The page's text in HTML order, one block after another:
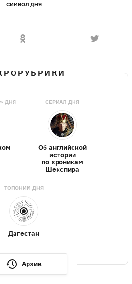
СИМВОЛ ДНЯ
ДНЯ СЕРИАЛ ДНЯ
Об английской
истории
по хроникам
Шекспира
ТОПОНИМ ДНЯ
Дагестан
Архив